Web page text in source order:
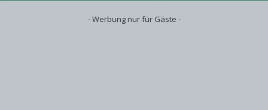
- Werbung nur für Gäste -